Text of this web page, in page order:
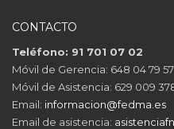
CONTACTO
Teléfono: 91 701 07 02
Móvil de Gerencia: 648 04 79 57
Móvil de Asistencia: 629 009
Email: informacion@fedma.es
Email de asistencia: